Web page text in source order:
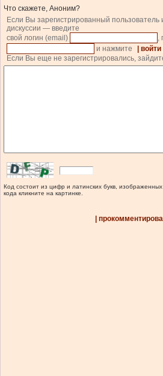
Что скажете, Аноним?
Если Вы зарегистрированный пользователь
дискуссии — введите
свой логин (email)
,
и нажмите
| войти |
Если Вы еще не зарегистрировались,
Код состоит из цифр и латинских букв,
кода кликните на картинке.
|